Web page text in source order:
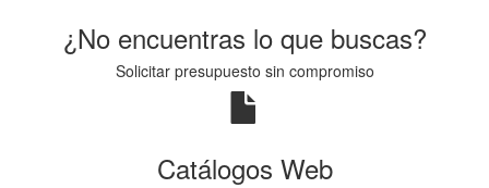
¿No encuentras lo que buscas?
Solicitar presupuesto sin compromiso
Catálogos Web